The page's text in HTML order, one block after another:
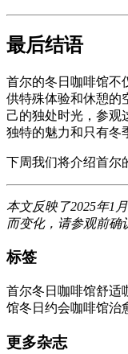
最后结语
首尔的冬日咖啡馆不
供特殊体验和休憩的
己的独处时光，参观
独特的魅力和只有冬
下周我们将介绍首尔
本文反映了2025年1
而变化，请参观前确
标签
首尔冬日咖啡馆舒适
馆冬日约会咖啡馆治
更多杂志